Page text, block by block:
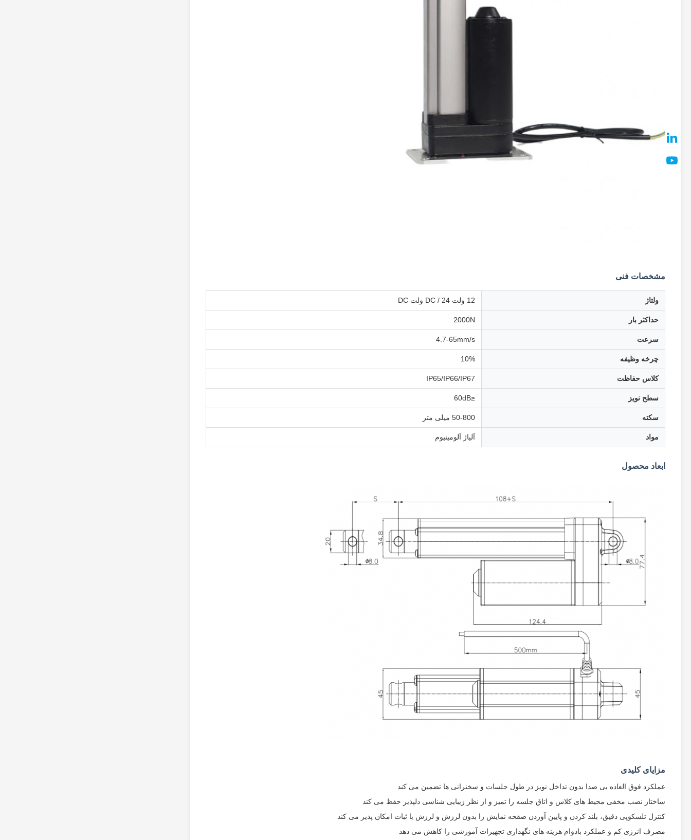
مشخصات فنی
ولتاژ 12 ولت DC / 24 ولت DC
حداکثر بار 2000N
سرعت 4.7-65mm/s
چرخه وظیفه 10%
کلاس حفاظت IP65/IP66/IP67
سطح نویز ≤60dB
سکته 50-800 میلی متر
مواد آلیاژ آلومینیوم
ابعاد محصول
مزایای کلیدی
عملکرد فوق العاده بی صدا بدون تداخل نویز در طول جلسات و سخنرانی ها تضمین می کند
ساختار نصب مخفی محیط های کلاس و اتاق جلسه را تمیز و از نظر زیبایی شناسی دلپذیر حفظ می کند
کنترل تلسکوپی دقیق، بلند کردن و پایین آوردن صفحه نمایش را بدون لرزش و لرزش با ثبات امکان پذیر می کند
مصرف انرژی کم و عملکرد بادوام هزینه های نگهداری تجهیزات آموزشی را کاهش می دهد